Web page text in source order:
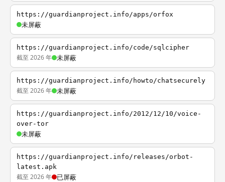
https://guardianproject.info/apps/orfox
未屏蔽
https://guardianproject.info/code/sqlcipher
截至 2026 年 未屏蔽
https://guardianproject.info/howto/chatsecurely
截至 2026 年 未屏蔽
https://guardianproject.info/2012/12/10/voice-
over-tor
未屏蔽
https://guardianproject.info/releases/orbot-
latest.apk
截至 2026 年 已屏蔽